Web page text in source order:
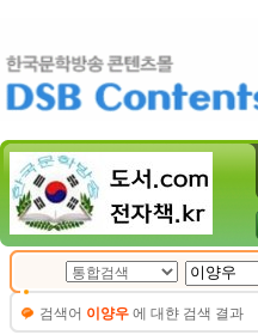
검색어 이양우 에 대햔 검색 결과